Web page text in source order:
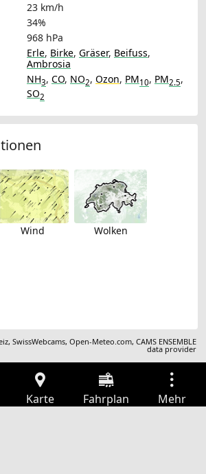
23 km/h
34%
968 hPa
Erle, Birke, Gräser, Beifuss,
Ambrosia
NH3, CO, NO2, Ozon, PM10, PM2.5,
SO2
Wind Wolken
,SwissWebcams,Open-Meteo.com,CAMS ENSEMBLE
data provider
Karte Fahrplan Mehr